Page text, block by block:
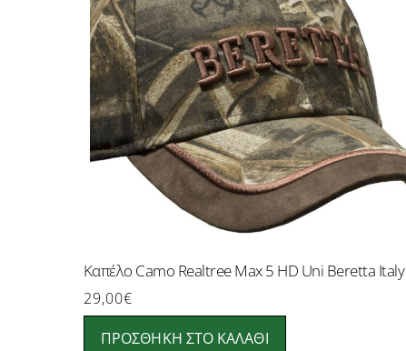
Καπέλο Camo Realtree Max 5 HD Uni Beretta Italy
29,00€
ΠΡΟΣΘΉΚΗ ΣΤΟ ΚΑΛΆΘΙ